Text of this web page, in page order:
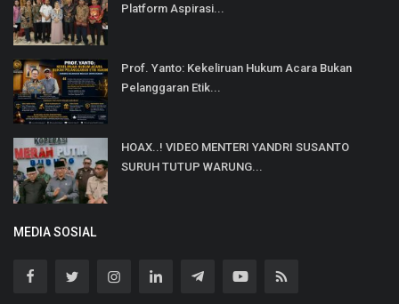
Platform Aspirasi...
Prof. Yanto: Kekeliruan Hukum Acara Bukan
Pelanggaran Etik...
HOAX..! VIDEO MENTERI YANDRI SUSANTO
SURUH TUTUP WARUNG...
MEDIA SOSIAL